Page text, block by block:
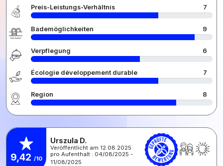
Preis-Leistungs-Verhältnis 7
Bademöglichkeiten 9
Verpflegung 6
Écologie développement durable 7
Region 8
9,42 /10
Urszula D.
Veröffentlicht am 12.08.2025
pro Aufenthalt : 04/08/2025 -
11/08/2025